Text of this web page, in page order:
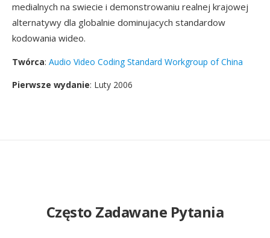
medialnych na swiecie i demonstrowaniu realnej krajowej
alternatywy dla globalnie dominujacych standardow
kodowania wideo.
Twórca: Audio Video Coding Standard Workgroup of China
Pierwsze wydanie: Luty 2006
Często Zadawane Pytania